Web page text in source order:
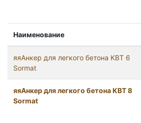
Наименование
яяАнкер для легкого бетона KBT 6
Sormat
яяАнкер для легкого бетона KBT 8
Sormat